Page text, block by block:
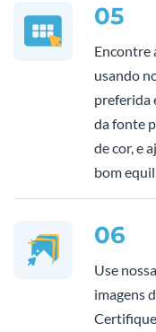
05
Encontre
usando
preferida
da fonte
de cor, e
bom
06
Use
imagens